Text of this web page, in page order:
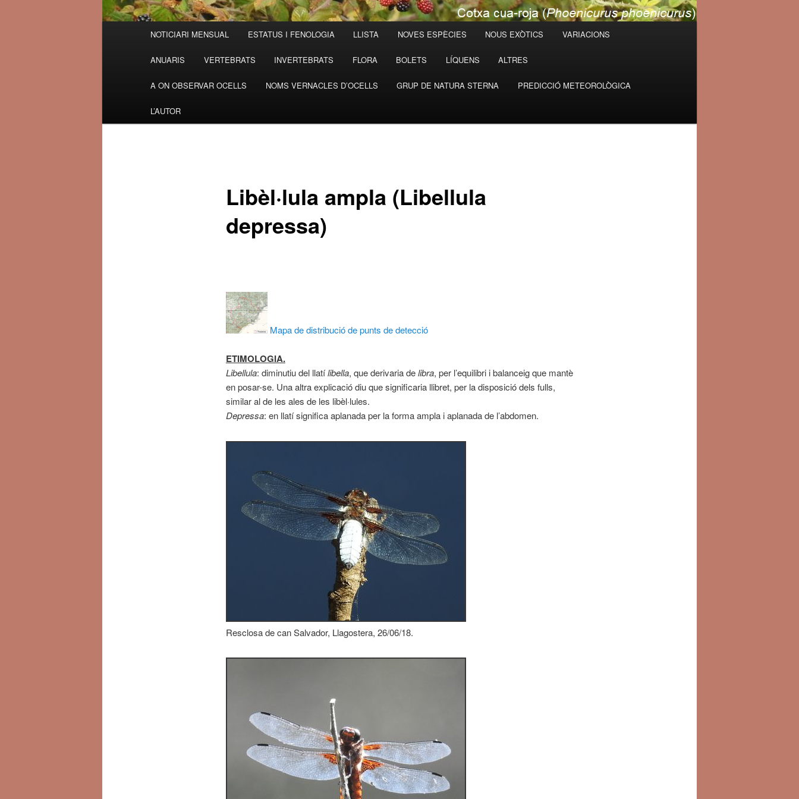
NOTICIARI MENSUAL ESTATUS I FENOLOGIA LLISTA NOVES ESPÈCIES NOUS EXÒTICS VARIACIONS
ANUARIS VERTEBRATS INVERTEBRATS FLORA BOLETS LÍQUENS ALTRES
A ON OBSERVAR OCELLS NOMS VERNACLES D’OCELLS GRUP DE NATURA STERNA PREDICCIÓ METEOROLÒGICA
L’AUTOR
Libèl·lula ampla (Libellula
depressa)
Mapa de distribució de punts de detecció
ETIMOLOGIA.
Libellula: diminutiu del llatílibella, que derivaria delibra, per l’equilibri i balanceig que mantè
en posar-se. Una altra explicació diu que significaria llibret, per la disposició dels fulls,
similar al de les ales de les libèl·lules.
Depressa: en llatí significa aplanada per la forma ampla i aplanada de l’abdomen.
Resclosa de can Salvador, Llagostera, 26/06/18.